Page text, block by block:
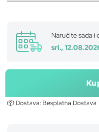
Naručite sada i
sri.,
📦 Dostava: Besplatna Dostava